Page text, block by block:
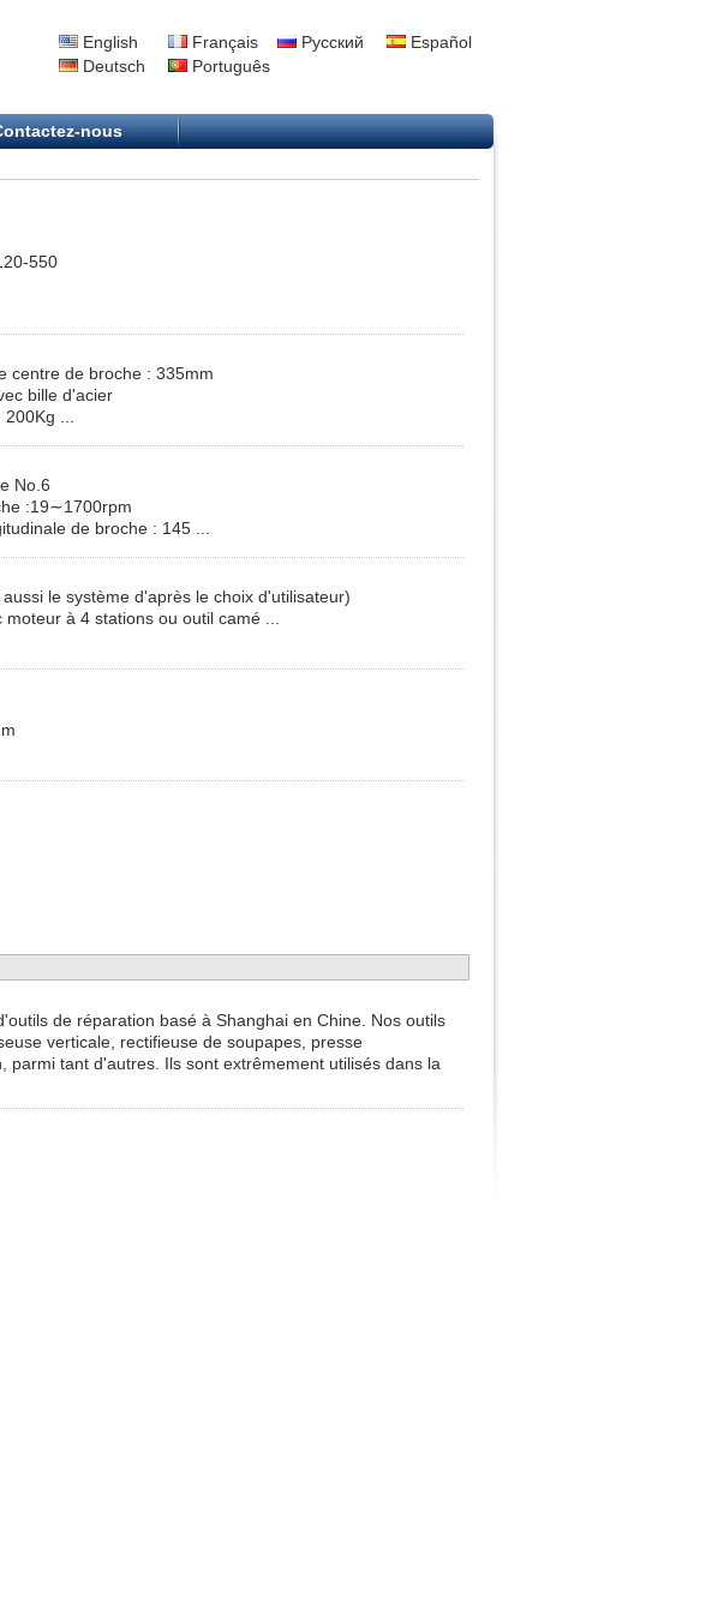
English Français Русский
Español
Deutsch
Português
nous
550
centre de broche : 335mm
bille d'acier
...
No.6
:19∼1700rpm
de broche : 145 ...
le système d'après le choix d'utilisateur)
à 4 stations ou outil camé ...
de réparation basé à Shanghai en Chine. Nos outils
verticale, rectifieuse de soupapes, presse
parmi tant d'autres. Ils sont extrêmement utilisés dans la